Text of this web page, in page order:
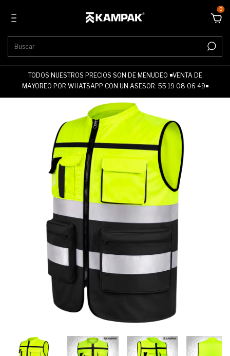
0
TODOS NUESTROS PRECIOS SON DE MENUDEO ◾VENTA DE
MAYOREO POR WHATSAPP CON UN ASESOR: 55 19 08 06 49◾